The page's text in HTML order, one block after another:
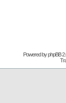
Powered byphpBB